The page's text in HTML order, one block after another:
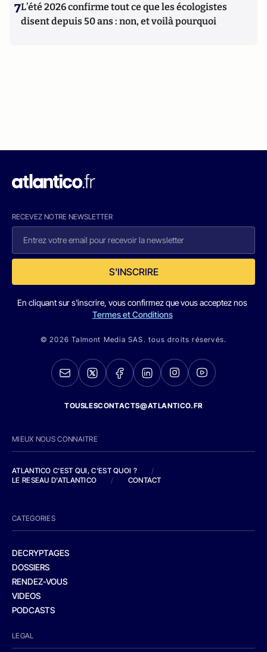
7L’été 2026 confirme tout ce que les écologistes
disent depuis 50 ans : non, et voilà pourquoi
RECEVEZ NOTRE NEWSLETTER
S'INSCRIRE
En cliquant sur s'inscrire, vous confirmez que vous acceptez nos
Termes et Conditions
© 2026 Talmont Media SAS. tous droits réservés.
TOUSLESCONTACTS@ATLANTICO.FR
MIEUX NOUS CONNAITRE
ATLANTICO C'EST QUI, C'EST QUOI ?
/
LE RESEAU D'ATLANTICO
/ CONTACT
CATEGORIES
DECRYPTAGES
DOSSIERS
RENDEZ-VOUS
VIDEOS
PODCASTS
LEGAL